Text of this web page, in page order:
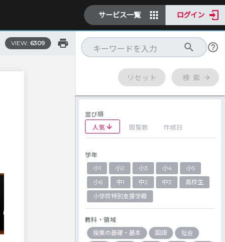
サービス一覧 ログイン
VIEW: 6309
リセット 検 索
並び順
人気
閲覧数 作成日
学年
小1
小2 小3 小4
小5
小6
中1 中2 中3
高校生
小学校特別支援学級
教科・領域
授業の基礎・基本
国語
社会